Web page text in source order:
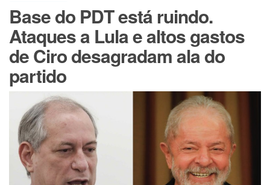
Base do PDT está ruindo.
Ataques a Lula e altos gastos
de Ciro desagradam ala do
partido